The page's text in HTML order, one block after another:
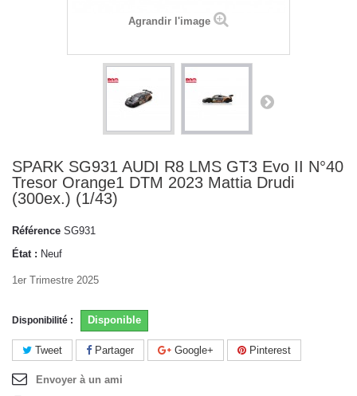
Agrandir l'image
SPARK SG931 AUDI R8 LMS GT3 Evo II N°40
Tresor Orange1 DTM 2023 Mattia Drudi
(300ex.) (1/43)
Référence SG931
État : Neuf
1er Trimestre 2025
Disponibilité : Disponible
Tweet Partager Google+ Pinterest
Envoyer à un ami